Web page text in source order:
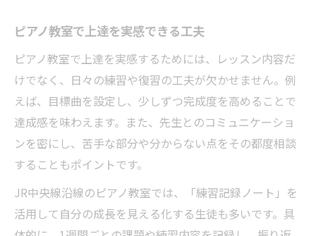
ピアノ教室で上達を実感できる工夫
ピアノ教室で上達を実感するためには、レッスン内容だ
けでなく、日々の練習や復習の工夫が欠かせません。例
えば、目標曲を設定し、少しずつ完成度を高めることで
達成感を味わえます。また、先生とのコミュニケーショ
ンを密にし、苦手な部分や分からない点をその都度相談
することもポイントです。
JR中央線沿線のピアノ教室では、「練習記録ノート」を
活用して自分の成長を見える化する生徒も多いです。具